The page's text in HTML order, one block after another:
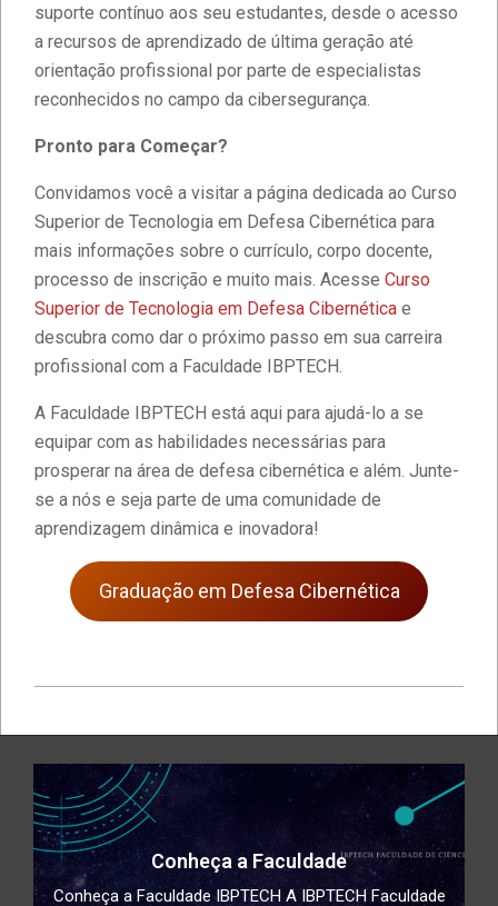
suporte contínuo aos seu estudantes, desde o acesso
a recursos de aprendizado de última geração até
orientação profissional por parte de especialistas
reconhecidos no campo da cibersegurança.
Pronto para Começar?
Convidamos você a visitar a página dedicada ao Curso
Superior de Tecnologia em Defesa Cibernética para
mais informações sobre o currículo, corpo docente,
processo de inscrição e muito mais. Acesse Curso
Superior de Tecnologia em Defesa Cibernética e
descubra como dar o próximo passo em sua carreira
profissional com a Faculdade IBPTECH.
A Faculdade IBPTECH está aqui para ajudá-lo a se
equipar com as habilidades necessárias para
prosperar na área de defesa cibernética e além. Junte-
se a nós e seja parte de uma comunidade de
aprendizagem dinâmica e inovadora!
Graduação em Defesa Cibernética
Conheça a Faculdade
Conheça a Faculdade IBPTECH A IBPTECH Faculdade